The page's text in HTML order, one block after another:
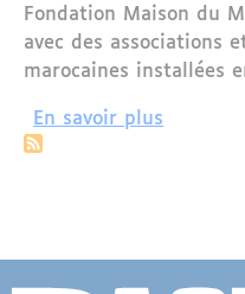
Fondation Maison du
avec des associations
marocaines installées
En savoir plus